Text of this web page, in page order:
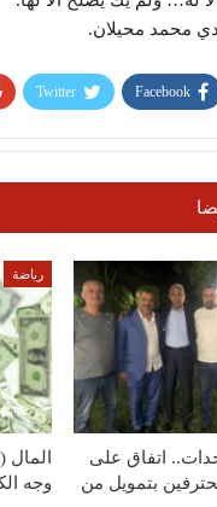
محمد محيلان.
Facebook
Twitter
اتفاق على
مع 4 محترفين بتمويل من
رياضة
وجه